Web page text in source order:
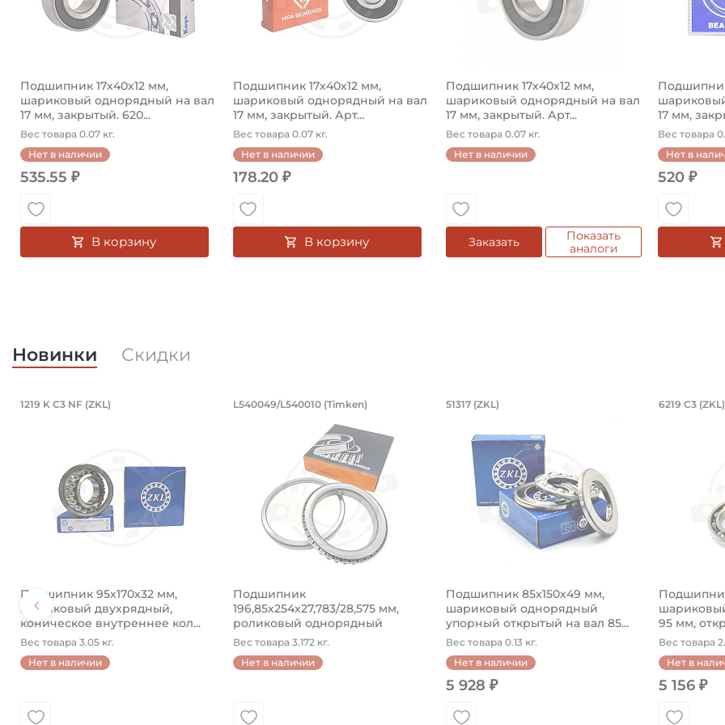
Подшипник 17х40х12 мм,
шариковый однорядный на вал
17 мм, закрытый. 620...
Вес товара 0.07 кг.
Нет в наличии
535.55 ₽
В корзину
Подшипник 17х40х12 мм,
шариковый однорядный на вал
17 мм, закрытый. Арт...
Вес товара 0.07 кг.
Нет в наличии
178.20 ₽
В корзину
Подшипник 17х40х12 мм,
шариковый однорядный на вал
17 мм, закрытый. Арт...
Вес товара 0.07 кг.
Нет в наличии
Заказать
Показать
аналоги
17 мм,
Вес товара
Нет в
520 ₽
Новинки Скидки
Подшипник 95х170х32 мм, шариковый двухрядный, коническое
1219 K C3 NF (ZKL)
Подшипник 95х170х32 мм,
шариковый двухрядный,
коническое внутреннее кол...
Вес товара 3.05 кг.
Нет в наличии
Подшипник 196,85х254х27,783/28,575 мм,
L540049/L540010 (Timken)
Подшипник
196,85х254х27,783/28,575 мм,
роликовый однорядный
конический ...
Вес товара 3.172 кг.
Нет в наличии
Подшипник 85х150х49 мм,
51317 (ZKL)
Подшипник 85х150х49 мм,
шариковый однорядный
упорный открытый на вал 85...
Вес товара 0.13 кг.
Нет в наличии
5 928 ₽
6219 C3 (ZKL)
95 мм,
Вес товара
Нет в
5 156 ₽